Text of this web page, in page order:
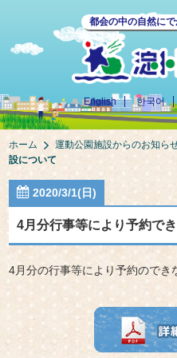
都会の中の自然に
English 한국어
ホーム 運動公園施設からのお知ら
設について
2020/3/1(日)
4月分行事等により予約で
4月分の行事等により予約のでき